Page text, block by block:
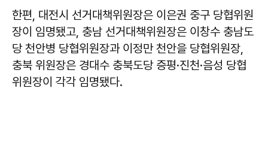
한편, 대전시 선거대책위원장은 이은권 중구 당협위원
장이 임명됐고, 충남 선거대책위원장은 이창수 충남도
당 천안병 당협위원장과 이정만 천안을 당협위원장,
충북 위원장은 경대수 충북도당 증평·진천·음성 당협
위원장이 각각 임명됐다.